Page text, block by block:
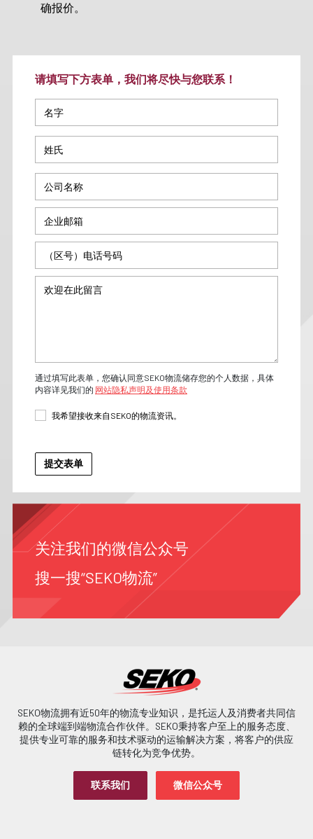
确报价。
请填写下方表单，我们将尽快与您联系！
通过填写此表单，您确认同意SEKO物流储存您的个人数据，具体
内容详见我们的 网站隐私声明及使用条款
我希望接收来自SEKO的物流资讯。
关注我们的微信公众号
搜一搜“SEKO物流”
SEKO物流拥有近50年的物流专业知识，是托运人及消费者共同信
赖的全球端到端物流合作伙伴。SEKO秉持客户至上的服务态度、
提供专业可靠的服务和技术驱动的运输解决方案，将客户的供应
链转化为竞争优势。
联系我们 微信公众号